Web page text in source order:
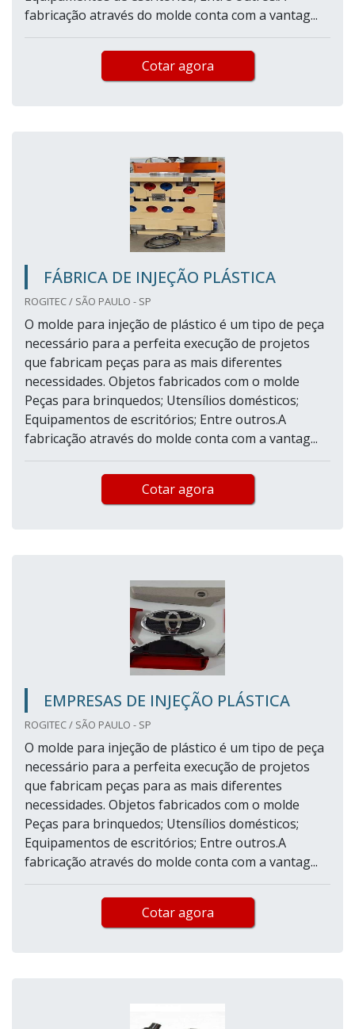
fabricação através do molde conta com a vantag...
Cotar agora
FÁBRICA DE INJEÇÃO PLÁSTICA
ROGITEC / SÃO PAULO - SP
O molde para injeção de plástico é um tipo de peça
necessário para a perfeita execução de projetos
que fabricam peças para as mais diferentes
necessidades. Objetos fabricados com o molde
Peças para brinquedos; Utensílios domésticos;
Equipamentos de escritórios; Entre outros.A
fabricação através do molde conta com a vantag...
Cotar agora
EMPRESAS DE INJEÇÃO PLÁSTICA
ROGITEC / SÃO PAULO - SP
O molde para injeção de plástico é um tipo de peça
necessário para a perfeita execução de projetos
que fabricam peças para as mais diferentes
necessidades. Objetos fabricados com o molde
Peças para brinquedos; Utensílios domésticos;
Equipamentos de escritórios; Entre outros.A
fabricação através do molde conta com a vantag...
Cotar agora